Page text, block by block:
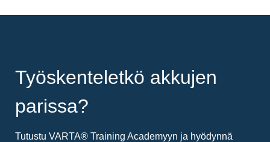
Työskenteletkö akkujen
parissa?
Tutustu VARTA® Training Academyyn ja hyödynnä